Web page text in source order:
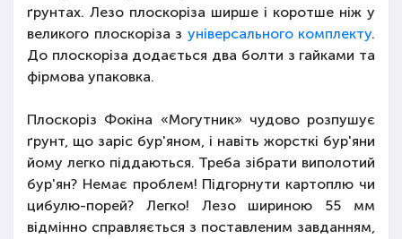
ґрунтах. Лезо плоскоріза ширше і коротше ніж у
великого плоскоріза з універсального комплекту.
До плоскоріза додається два болти з гайками та
фірмова упаковка.
Плоскоріз Фокіна «Могутник» чудово розпушує
ґрунт, що заріс бур'яном, і навіть жорсткі бур'яни
йому легко піддаються. Треба зібрати виполотий
бур'ян? Немає проблем! Підгорнути картоплю чи
цибулю-порей? Легко! Лезо шириною 55 мм
відмінно справляється з поставленим завданням,